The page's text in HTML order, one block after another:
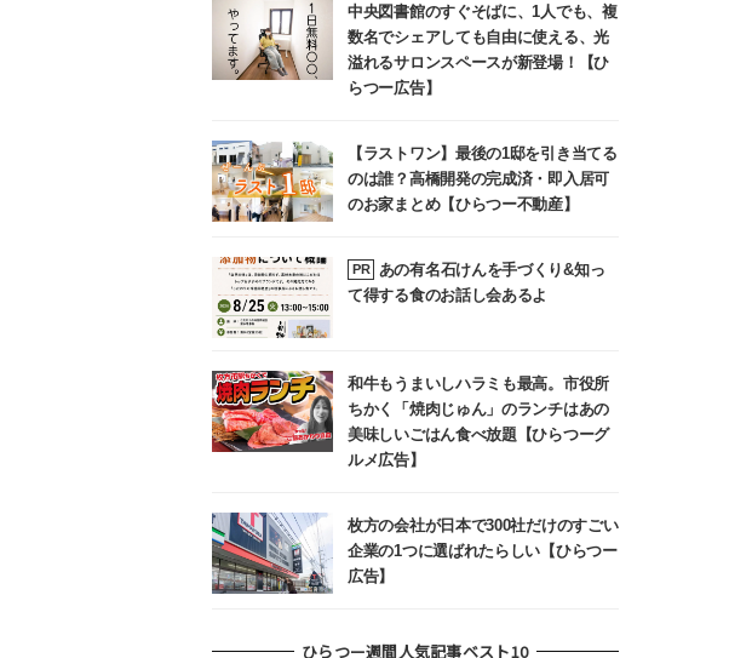
中央図書館のすぐそばに、1人でも、複
数名でシェアしても自由に使える、光
溢れるサロンスペースが新登場！【ひ
らつー広告】
【ラストワン】最後の1邸を引き当てる
のは誰？高橋開発の完成済・即入居可
のお家まとめ【ひらつー不動産】
PR
あの有名石けんを手づくり&知っ
て得する食のお話し会あるよ
和牛もうまいしハラミも最高。市役所
ちかく「焼肉じゅん」のランチはあの
美味しいごはん食べ放題【ひらつーグ
ルメ広告】
枚方の会社が日本で300社だけのすごい
企業の1つに選ばれたらしい【ひらつー
広告】
ひらつー週間人気記事ベスト10